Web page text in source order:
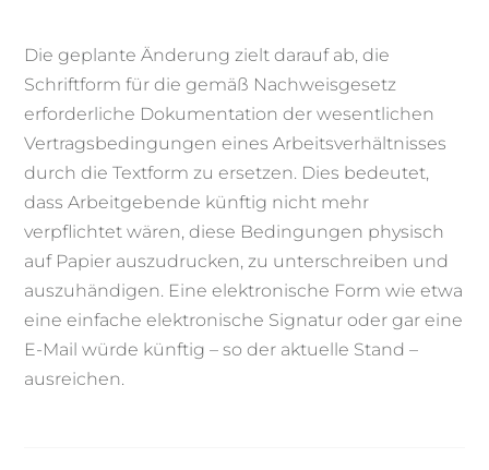
Die geplante Änderung zielt darauf ab, die
Schriftform für die gemäß Nachweisgesetz
erforderliche Dokumentation der wesentlichen
Vertragsbedingungen eines Arbeitsverhältnisses
durch die Textform zu ersetzen. Dies bedeutet,
dass Arbeitgebende künftig nicht mehr
verpflichtet wären, diese Bedingungen physisch
auf Papier auszudrucken, zu unterschreiben und
auszuhändigen. Eine elektronische Form wie etwa
eine einfache elektronische Signatur oder gar eine
E-Mail würde künftig – so der aktuelle Stand –
ausreichen.